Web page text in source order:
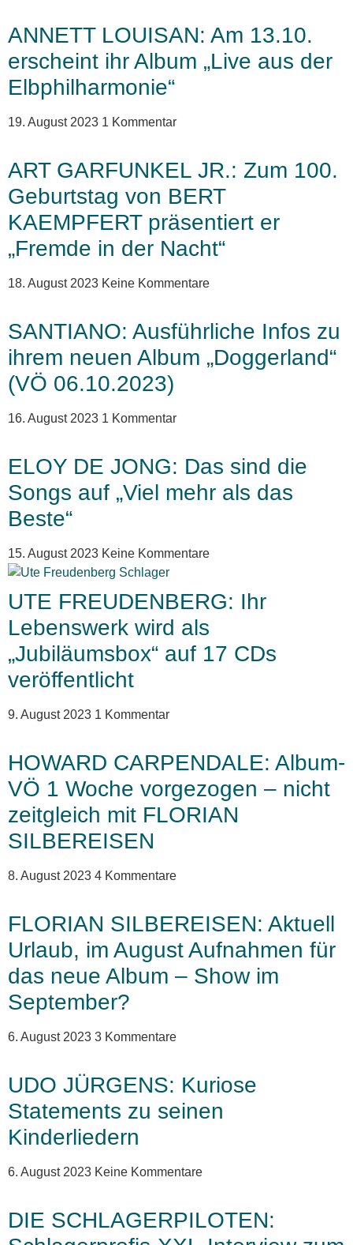
ANNETT LOUISAN: Am 13.10.
erscheint ihr Album „Live aus der
Elbphilharmonie“
19. August 2023 1 Kommentar
ART GARFUNKEL JR.: Zum 100.
Geburtstag von BERT
KAEMPFERT präsentiert er
„Fremde in der Nacht“
18. August 2023 Keine Kommentare
SANTIANO: Ausführliche Infos zu
ihrem neuen Album „Doggerland“
(VÖ 06.10.2023)
16. August 2023 1 Kommentar
ELOY DE JONG: Das sind die
Songs auf „Viel mehr als das
Beste“
15. August 2023 Keine Kommentare
UTE FREUDENBERG: Ihr
Lebenswerk wird als
„Jubiläumsbox“ auf 17 CDs
veröffentlicht
9. August 2023 1 Kommentar
HOWARD CARPENDALE: Album-
VÖ 1 Woche vorgezogen – nicht
zeitgleich mit FLORIAN
SILBEREISEN
8. August 2023 4 Kommentare
FLORIAN SILBEREISEN: Aktuell
Urlaub, im August Aufnahmen für
das neue Album – Show im
September?
6. August 2023 3 Kommentare
UDO JÜRGENS: Kuriose
Statements zu seinen
Kinderliedern
6. August 2023 Keine Kommentare
DIE SCHLAGERPILOTEN: